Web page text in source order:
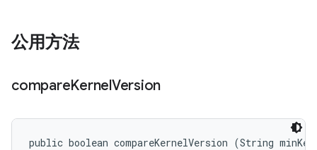
公用方法
compareKernelVersion
public boolean compareKernelVersion (String